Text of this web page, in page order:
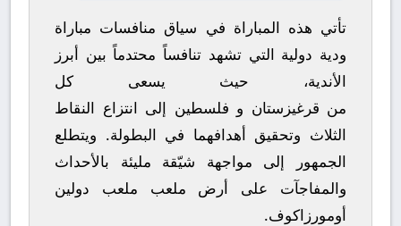
تأتي هذه المباراة في سياق منافسات مباراة
ودية دولية التي تشهد تنافساً محتدماً بين أبرز
الأندية، حيث يسعى كل
من قرغيزستان و فلسطين إلى انتزاع النقاط
الثلاث وتحقيق أهدافهما في البطولة. ويتطلع
الجمهور إلى مواجهة شيّقة مليئة بالأحداث
والمفاجآت على أرض ملعب ملعب دولين
أومورزاكوف.